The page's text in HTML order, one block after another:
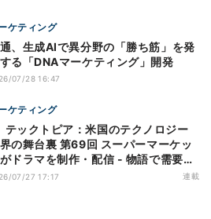
ケティング
、生成AIで異分野の「勝ち筋」を発
る「DNAマーケティング」開発
07/28 16:47
ケティング
の舞台裏 第69回 スーパーマーケッ
がドラマを制作・配信 - 物語で需要を
する小売メディア
07/27 17:17 連載